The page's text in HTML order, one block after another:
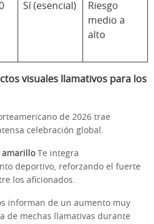
Sí (esencial)
Riesgo
medio a
alto
visuales llamativos para los
de 2026 trae
celebración global.
amarilloTe integra
deportivo, reforzando el fuerte
los aficionados.
informan de un aumento muy
de mechas llamativas durante